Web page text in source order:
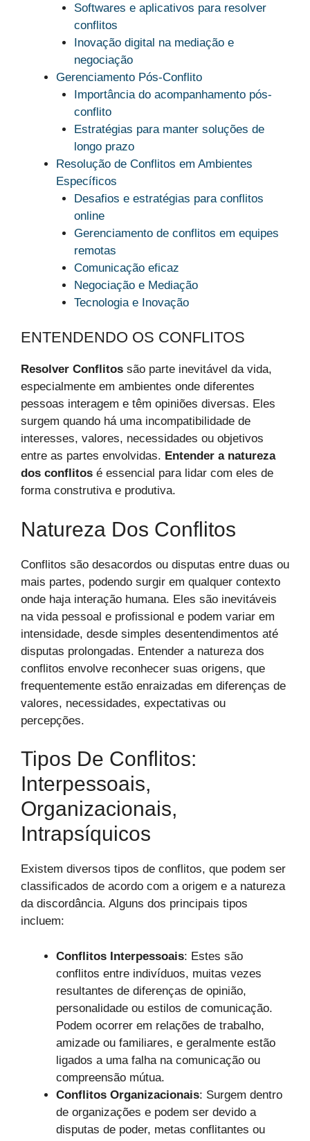
Softwares e aplicativos para resolver
conflitos
Inovação digital na mediação e
negociação
Gerenciamento Pós-Conflito
Importância do acompanhamento pós-
conflito
Estratégias para manter soluções de
longo prazo
Resolução de Conflitos em Ambientes
Específicos
Desafios e estratégias para conflitos
online
Gerenciamento de conflitos em equipes
remotas
Comunicação eficaz
Negociação e Mediação
Tecnologia e Inovação
ENTENDENDO OS CONFLITOS
Resolver Conflitos são parte inevitável da vida,
especialmente em ambientes onde diferentes
pessoas interagem e têm opiniões diversas. Eles
surgem quando há uma incompatibilidade de
interesses, valores, necessidades ou objetivos
entre as partes envolvidas. Entender a natureza
dos conflitos é essencial para lidar com eles de
forma construtiva e produtiva.
Natureza Dos Conflitos
Conflitos são desacordos ou disputas entre duas ou
mais partes, podendo surgir em qualquer contexto
onde haja interação humana. Eles são inevitáveis
na vida pessoal e profissional e podem variar em
intensidade, desde simples desentendimentos até
disputas prolongadas. Entender a natureza dos
conflitos envolve reconhecer suas origens, que
frequentemente estão enraizadas em diferenças de
valores, necessidades, expectativas ou
percepções.
Tipos De Conflitos:
Interpessoais,
Organizacionais,
Intrapsíquicos
Existem diversos tipos de conflitos, que podem ser
classificados de acordo com a origem e a natureza
da discordância. Alguns dos principais tipos
incluem:
Conflitos Interpessoais: Estes são
conflitos entre indivíduos, muitas vezes
resultantes de diferenças de opinião,
personalidade ou estilos de comunicação.
Podem ocorrer em relações de trabalho,
amizade ou familiares, e geralmente estão
ligados a uma falha na comunicação ou
compreensão mútua.
Conflitos Organizacionais: Surgem dentro
de organizações e podem ser devido a
disputas de poder, metas conflitantes ou